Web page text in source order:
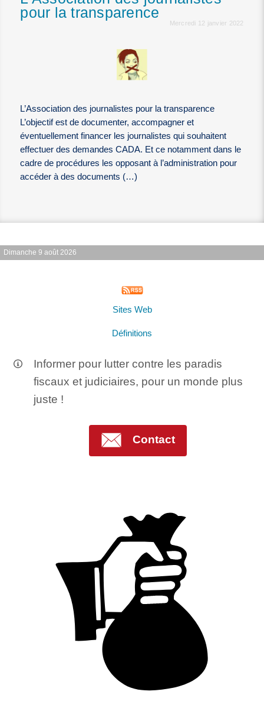
pour la transparence
Mercredi 12 janvier 2022
L’Association des journalistes pour la transparence
L’objectif est de documenter, accompagner et
éventuellement financer les journalistes qui souhaitent
effectuer des demandes CADA. Et ce notamment dans le
cadre de procédures les opposant à l’administration pour
accéder à des documents (…)
Dimanche 9 août 2026
Sites Web
Définitions
Informer pour lutter contre les paradis
fiscaux et judiciaires, pour un monde plus
juste !
Contact